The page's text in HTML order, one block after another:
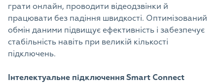
грати онлайн, проводити відеодзвінки й
працювати без падіння швидкості. Оптимізований
обмін даними підвищує ефективність і забезпечує
стабільність навіть при великій кількості
підключень.
Інтелектуальне підключення Smart Connect